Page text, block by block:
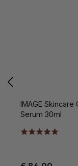
IMAGE Skincare
Serum 30ml